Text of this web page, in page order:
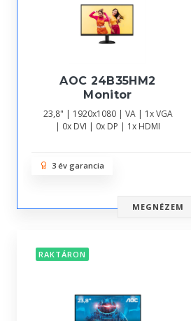
AOC 24B35HM2
Monitor
23,8" | 1920x1080 | VA | 1x VGA
| 0x DVI | 0x DP | 1x HDMI
3 év garancia
MEGNÉZEM
RAKTÁRON